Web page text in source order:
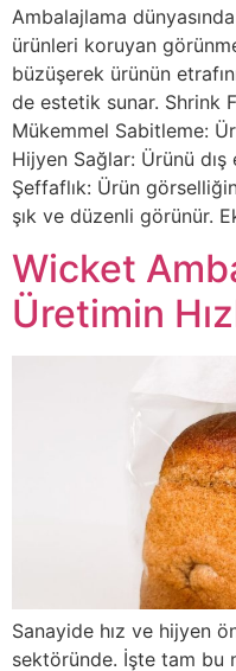
Ambalajlama
ürünleri koruyan
büzüşerek ürünün
de estetik sunar. Shrink
Mükemmel Sabitleme:
Hijyen Sağlar: Ürünü
Şeffaflık: Ürün
şık ve düzenli görünür.
Wicket
Üretimin
Sanayide hız ve hijyen
sektöründe. İşte tam bu